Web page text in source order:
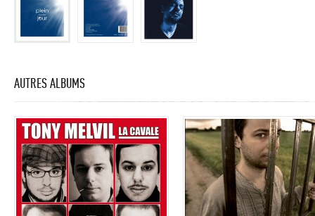
AUTRES ALBUMS